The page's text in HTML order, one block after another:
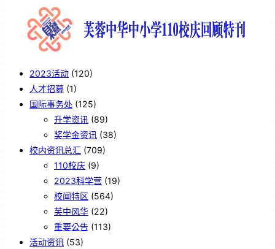
2023活动 (120)
人才招募 (1)
国际事务处 (125)
升学资讯 (89)
奖学金资讯 (38)
校内资讯总汇 (709)
110校庆 (9)
2023科学营 (19)
校闻特区 (564)
芙中风华 (22)
重要公告 (113)
活动资讯 (53)